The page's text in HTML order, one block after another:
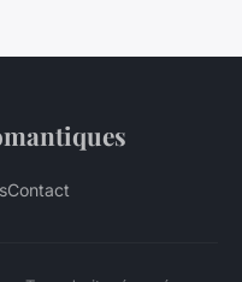
Contact